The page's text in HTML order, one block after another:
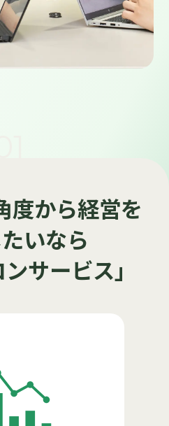
度から経営を
いなら
サービス」